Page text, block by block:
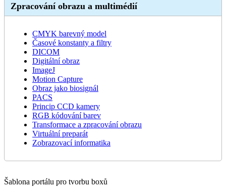
Zpracování obrazu a multimédií
CMYK barevný model
Časové konstanty a filtry
DICOM
Digitální obraz
ImageJ
Motion Capture
Obraz jako biosignál
PACS
Princip CCD kamery
RGB kódování barev
Transformace a zpracování obrazu
Virtuální preparát
Zobrazovací informatika
Šablona portálu pro tvorbu boxů